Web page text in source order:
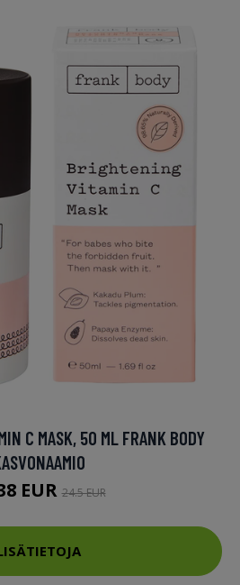
C MASK, 50 ML FRANK BODY
EUR24.5 EUR